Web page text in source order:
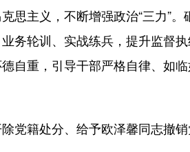
思主义，不断增强政治“三力”
务轮训、实战练兵，提升监督
自重，引导干部严格自律、如
籍处分、给予欧泽馨同志撤销